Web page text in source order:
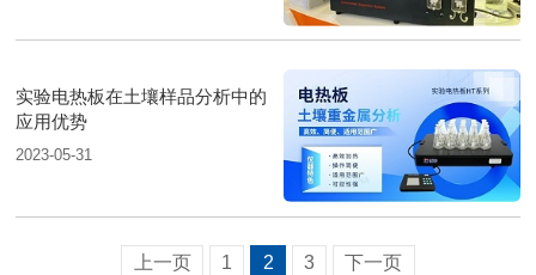
实验电热板在土壤样品分析中的
应用优势
2023-05-31
上一页 1 2 3 下一页